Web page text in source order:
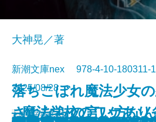
さよならの言い方な
大神晃／著
新潮文庫nex 978-4-10-
2025/08/28
文庫電子書籍あり
落ちこぼれ魔法少女
─魔法学校のワケあり